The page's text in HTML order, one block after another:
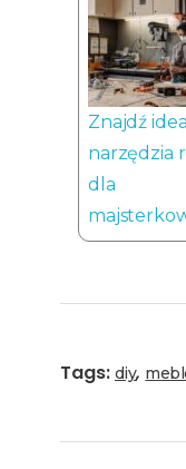
Znajdź
narzędzia
dla
Tags: diy,